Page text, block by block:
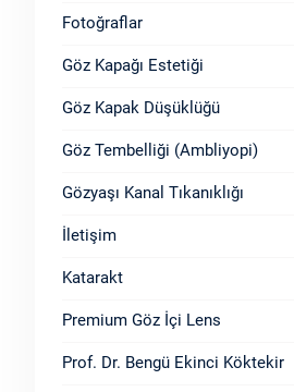
Fotoğraflar
Göz Kapağı Estetiği
Göz Kapak Düşüklüğü
Göz Tembelliği (Ambliyopi)
Gözyaşı Kanal Tıkanıklığı
İletişim
Katarakt
Premium Göz İçi Lens
Prof. Dr. Bengü Ekinci Köktekir